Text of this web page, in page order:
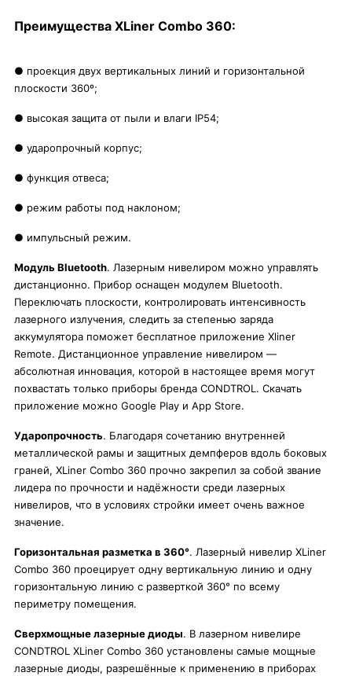
Преимущества XLiner Combo 360:
● проекция двух вертикальных линий и горизонтальной
плоскости 360º;
● высокая защита от пыли и влаги IP54;
● ударопрочный корпус;
● функция отвеса;
● режим работы под наклоном;
● импульсный режим.
Модуль Bluetooth. Лазерным нивелиром можно управлять
дистанционно. Прибор оснащен модулем Bluetooth.
Переключать плоскости, контролировать интенсивность
лазерного излучения, следить за степенью заряда
аккумулятора поможет бесплатное приложение Xliner
Remote. Дистанционное управление нивелиром —
абсолютная инновация, которой в настоящее время могут
похвастать только приборы бренда CONDTROL. Скачать
приложение можно Google Play и App Store.
Ударопрочность. Благодаря сочетанию внутренней
металлической рамы и защитных демпферов вдоль боковых
граней, XLiner Combo 360 прочно закрепил за собой звание
лидера по прочности и надёжности среди лазерных
нивелиров, что в условиях стройки имеет очень важное
значение.
Горизонтальная разметка в 360°. Лазерный нивелир XLiner
Combo 360 проецирует одну вертикальную линию и одну
горизонтальную линию с разверткой 360° по всему
периметру помещения.
Сверхмощные лазерные диоды. В лазерном нивелире
CONDTROL XLiner Combo 360 установлены самые мощные
лазерные диоды, разрешённые к применению в приборах